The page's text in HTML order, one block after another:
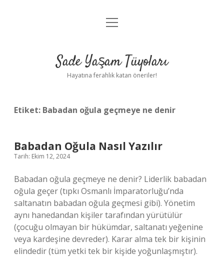
Anasayfa
Yasal Uyarı
menüyü
Sade Yaşam Tüyoları
Hayatına ferahlık katan öneriler!
Etiket: Babadan oğula geçmeye ne denir
Babadan Oğula Nasıl Yazılır
Tarih: Ekim 12, 2024
Babadan oğula geçmeye ne denir? Liderlik babadan
oğula geçer (tıpkı Osmanlı İmparatorluğu’nda
saltanatın babadan oğula geçmesi gibi). Yönetim
aynı hanedandan kişiler tarafından yürütülür
(çocuğu olmayan bir hükümdar, saltanatı yeğenine
veya kardeşine devreder). Karar alma tek bir kişinin
elindedir (tüm yetki tek bir kişide yoğunlaşmıştır).